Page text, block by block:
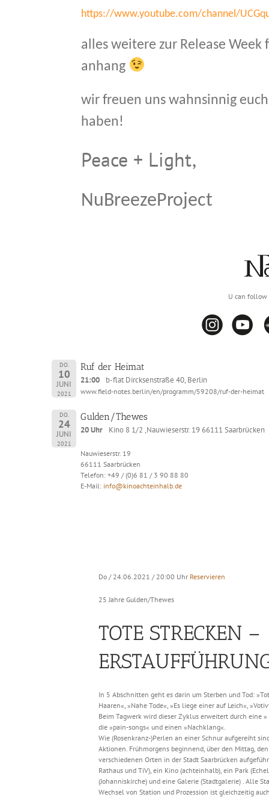
https://www.youtube.com/channel/
alles weitere zur Release Week
anhang
wir freuen uns wahnsinnig
haben!
Peace + Light,
NuBreezeProject
U can follow
DO.
10
JUNI
2021
Ruf der Heimat
21:00 b-flat Dircksenstraße 40, Berlin
www.field-notes.berlin/en/programm/59208/ruf-der-heimat
DO.
24
JUNI
2021
Gulden/Thewes
20 Uhr Kino 8 1/2 ,Nauwieserstr. 19 66111 Saarbrücken
Nauwieserstr. 19
66111 Saarbrücken
Telefon: +49 / (0)6 81 / 3 90 88 80
E-Mail: info@kinoachteinhalb.de
Do / 24.06.2021 / 20:00 Uhr Reservieren
25 Jahre Gulden/Thewes
TOTE STRECKEN –
In 5 Abschnitten geht es darin um Sterben und Tod:
Haaren«, »Nahe Tode«, »Es liege einer auf Leich«,
Beim Tagwerk wird dieser Zyklus erweitert durch eine
die »pain-songs« und einen »Nachklang«.
Wie (Rosenkranz-)Perlen an einer Schnur aufgereiht
Aktionen. Frühmorgens beginnend, über den Mittag,
verschiedenen Orten in der Stadt Saarbrücken
Rathaus und TiV), ein Kino (achteinhalb), ein Park
(Johanniskirche) und eine Galerie (Stadtgalerie) . Alle
Wechsel von Station und Prozession ist gleichzeitig